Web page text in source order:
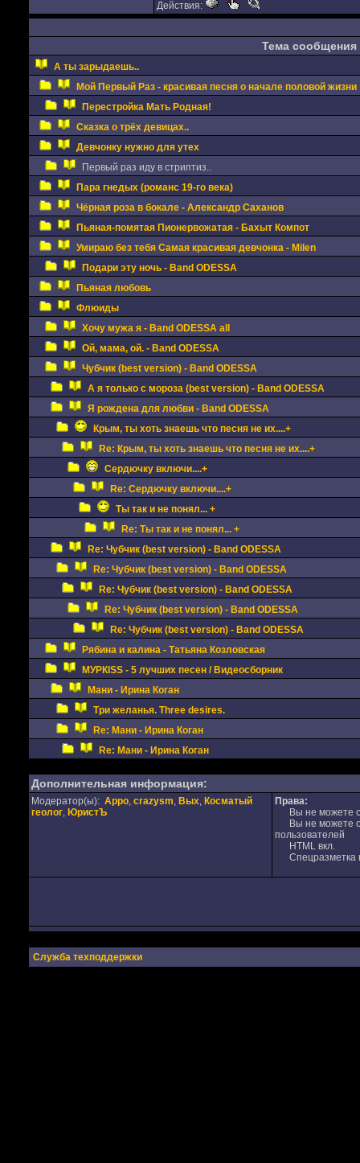
Действия:
Тема сообщения
А ты зарыдаешь..
Мой Первый Раз - красивая песня о начале половой жизни
Перестройка Мать Родная!
Сказка о трёх девицах..
Девчонку нужно для утех
Первый раз иду в стриптиз..
Пара гнедых (романс 19-го века)
Чёрная роза в бокале - Александр Саханов
Пьяная-помятая Пионервожатая - Бахыт Компот
Умираю без тебя Самая красивая девчонка - Milen
Подари эту ночь - Band ODESSA
Пьяная любовь
Флюиды
Хочу мужа я - Band ODESSA all
Ой, мама, ой. - Band ODESSA
Чубчик (best version) - Band ODESSA
А я только с мороза (best version) - Band ODESSA
Я рождена для любви - Band ODESSA
Крым, ты хоть знаешь что песня не их....+
Re: Крым, ты хоть знаешь что песня не их....+
Сердючку включи....+
Re: Сердючку включи....+
Ты так и не понял... +
Re: Ты так и не понял... +
Re: Чубчик (best version) - Band ODESSA
Re: Чубчик (best version) - Band ODESSA
Re: Чубчик (best version) - Band ODESSA
Re: Чубчик (best version) - Band ODESSA
Re: Чубчик (best version) - Band ODESSA
Рябина и калина - Татьяна Козловская
МУРКISS - 5 лучших песен / Видеосборник
Мани - Ирина Коган
Три желанья. Three desires.
Re: Мани - Ирина Коган
Re: Мани - Ирина Коган
Дополнительная информация:
Модератор(ы): Appo, crazysm, Вых, Косматый
геолог, ЮристЪ
Права:
Вы не можете
Вы не можете
пользователей
HTML вкл.
Спецразметка
Служба техподдержки